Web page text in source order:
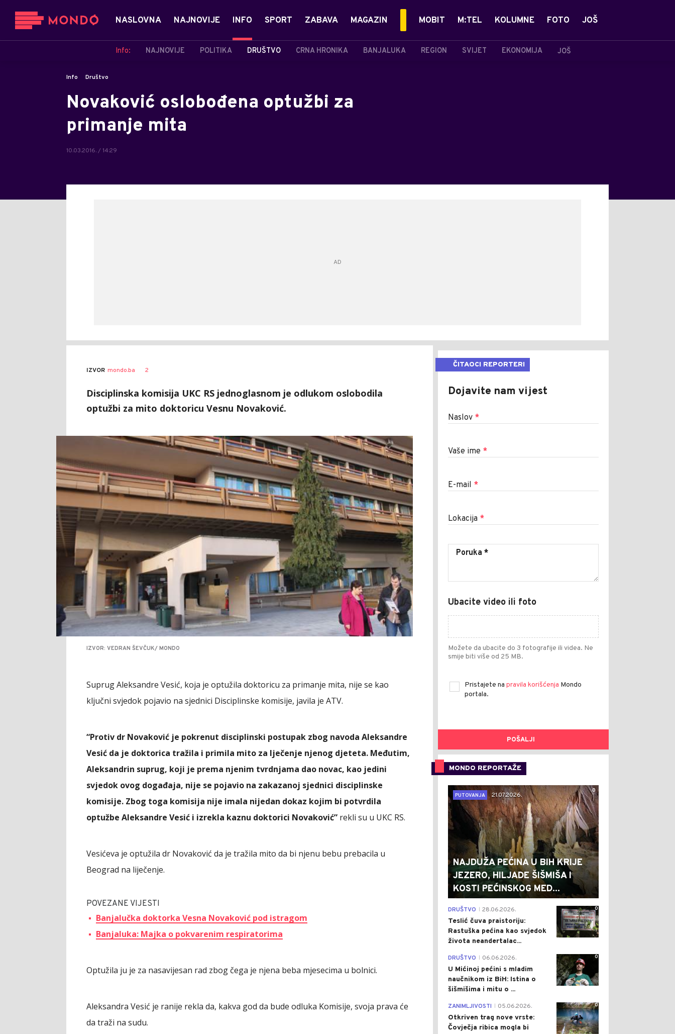
NASLOVNA NAJNOVIJE INFO
Info: NAJNOVIJE POLITIKA DRUŠTVO CRNA HRONIKA BANJALUKA REGION SVIJET EKONOMIJA JOŠ
SPORT ZABAVA MAGAZIN MOBIT M:TEL KOLUMNE FOTO JOŠ
Info Društvo
Novaković oslobođena optužbi za
primanje mita
10.03.2016. / 14:29
IZVOR mondo.ba 2
Disciplinska komisija UKC RS jednoglasnom je odlukom oslobodila
optužbi za mito doktoricu Vesnu Novaković.
IZVOR: VEDRAN ŠEVČUK/ MONDO
Suprug Aleksandre Vesić, koja je optužila doktoricu za primanje mita, nije se kao
ključni svjedok pojavio na sjednici Disciplinske komisije, javila je ATV.
“Protiv dr Novaković je pokrenut disciplinski postupak zbog navoda Aleksandre
Vesić da je doktorica tražila i primila mito za lječenje njenog djeteta. Međutim,
Aleksandrin suprug, koji je prema njenim tvrdnjama dao novac, kao jedini
svjedok ovog događaja, nije se pojavio na zakazanoj sjednici disciplinske
komisije. Zbog toga komisija nije imala nijedan dokaz kojim bi potvrdila
optužbe Aleksandre Vesić i izrekla kaznu doktorici Novaković” rekli su u UKC RS.
Vesićeva je optužila dr Novaković da je tražila mito da bi njenu bebu prebacila u
Beograd na liječenje.
POVEZANE VIJESTI
Banjalučka doktorka Vesna Novaković pod istragom
Banjaluka: Majka o pokvarenim respiratorima
Optužila ju je za nasavijesan rad zbog čega je njena beba mjesecima u bolnici.
Aleksandra Vesić je ranije rekla da, kakva god da bude odluka Komisije, svoja prava će
da traži na sudu.
ČITAOCI REPORTERI
Dojavite nam vijest
Naslov *
Vaše ime *
E-mail *
Lokacija *
Ubacite video ili foto
Možete da ubacite do 3 fotografije ili videa. Ne
smije biti više od 25 MB.
Pristajete na pravila korišćenja Mondo
portala.
POŠALJI
MONDO REPORTAŽE
0
PUTOVANJA
21.07.2026.
NAJDUŽA PEĆINA U BIH KRIJE
JEZERO, HILJADE ŠIŠMIŠA I
KOSTI PEĆINSKOG MED...
0
DRUŠTVO 28.06.2026.
Teslić čuva praistoriju:
Rastuška pećina kao svjedok
života neandertalac...
0
DRUŠTVO 06.06.2026.
U Mićinoj pećini s mladim
naučnikom iz BiH: Istina o
šišmišima i mitu o ...
0
ZANIMLJIVOSTI 05.06.2026.
Otkriven trag nove vrste:
Čovječja ribica mogla bi